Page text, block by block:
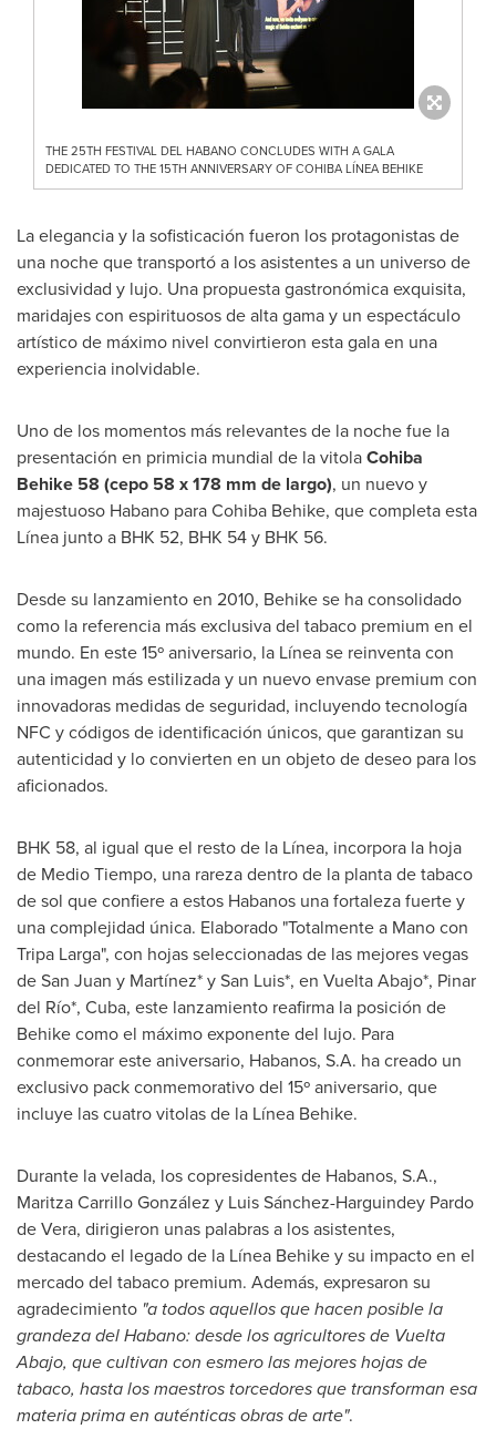
THE 25TH FESTIVAL DEL HABANO CONCLUDES WITH A GALA
DEDICATED TO THE 15TH ANNIVERSARY OF COHIBA LÍNEA BEHIKE
La elegancia y la sofisticación fueron los protagonistas de
una noche que transportó a los asistentes a un universo de
exclusividad y lujo. Una propuesta gastronómica exquisita,
maridajes con espirituosos de alta gama y un espectáculo
artístico de máximo nivel convirtieron esta gala en una
experiencia inolvidable.
Uno de los momentos más relevantes de la noche fue la
presentación en primicia mundial de la vitolaCohiba
Behike 58 (cepo 58 x 178 mm de largo), un nuevo y
majestuoso Habano para Cohiba Behike, que completa esta
Línea junto a BHK 52, BHK 54 y BHK 56.
Desde su lanzamiento en 2010, Behike se ha consolidado
como la referencia más exclusiva del tabaco premium en el
mundo. En este 15º aniversario, la Línea se reinventa con
una imagen más estilizada y un nuevo envase premium con
innovadoras medidas de seguridad, incluyendo tecnología
NFC y códigos de identificación únicos, que garantizan su
autenticidad y lo convierten en un objeto de deseo para los
aficionados.
BHK 58, al igual que el resto de la Línea, incorpora la hoja
de Medio Tiempo, una rareza dentro de la planta de tabaco
de sol que confiere a estos Habanos una fortaleza fuerte y
una complejidad única. Elaborado "Totalmente a Mano con
Tripa Larga", con hojas seleccionadas de las mejores vegas
deSan Juan y Martínez* y San Luis*, en Vuelta Abajo*, Pinar
del Río*, Cuba, este lanzamiento reafirma la posición de
Behike como el máximo exponente del lujo. Para
conmemorar este aniversario, Habanos, S.A. ha creado un
exclusivo pack conmemorativo del 15º aniversario, que
incluye las cuatro vitolas de la Línea Behike.
Durante lavelada, los copresidentes de Habanos, S.A.,
Maritza Carrillo González y Luis Sánchez-Harguindey Pardo
de Vera, dirigieron unas palabras a los asistentes,
destacando el legado de la Línea Behike y su impacto en el
mercado del tabaco premium. Además, expresaron su
agradecimiento "a todos aquellos que hacen posible la
grandeza del Habano: desde los agricultores de Vuelta
Abajo, que cultivan con esmero las mejores hojas de
tabaco, hasta los maestros torcedores que transforman esa
materia prima en auténticas obras de arte".